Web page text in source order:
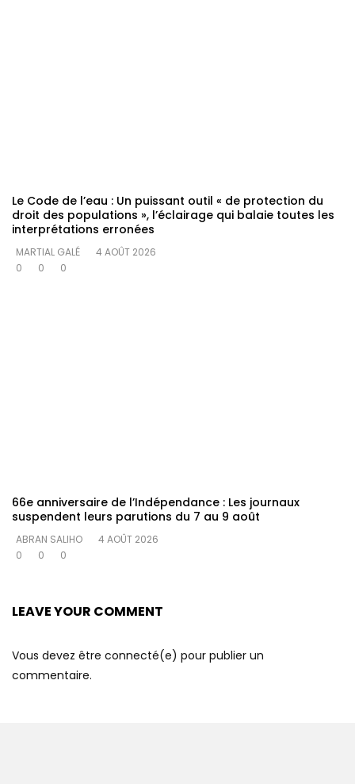
Le Code de l’eau : Un puissant outil « de protection du
droit des populations », l’éclairage qui balaie toutes les
interprétations erronées
MARTIAL GALÉ
4 AOÛT 2026
0
0 0
66e anniversaire de l’Indépendance : Les journaux
suspendent leurs parutions du 7 au 9 août
ABRAN SALIHO
4 AOÛT 2026
0
0 0
LEAVE YOUR COMMENT
Vous devez être connecté(e) pour publier un
commentaire.